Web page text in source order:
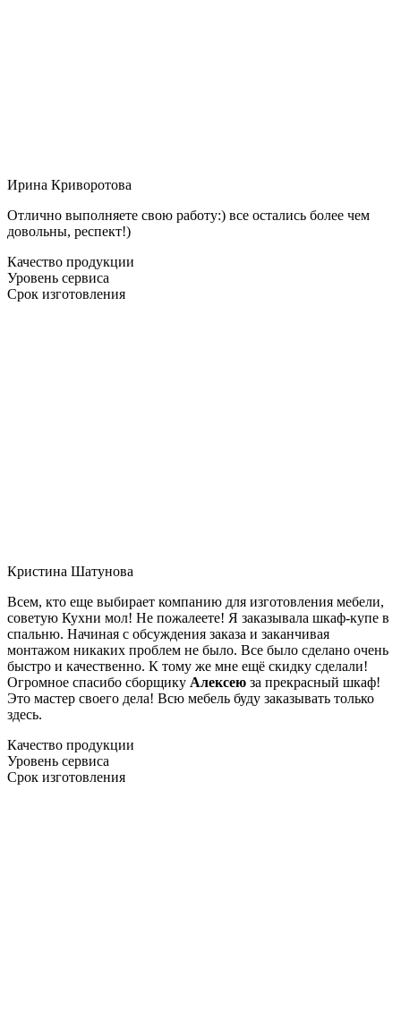
Ирина Криворотова
Отлично выполняете свою работу:) все остались более чем
довольны, респект!)
Качество продукции
Уровень сервиса
Срок изготовления
Кристина Шатунова
Всем, кто еще выбирает компанию для изготовления мебели,
советую Кухни мол! Не пожалеете! Я заказывала шкаф-купе в
спальню. Начиная с обсуждения заказа и заканчивая
монтажом никаких проблем не было. Все было сделано очень
быстро и качественно. К тому же мне ещё скидку сделали!
Огромное спасибо сборщику Алексею за прекрасный шкаф!
Это мастер своего дела! Всю мебель буду заказывать только
здесь.
Качество продукции
Уровень сервиса
Срок изготовления